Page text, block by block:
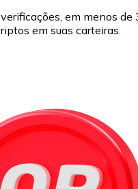
em menos de
em suas carteiras.